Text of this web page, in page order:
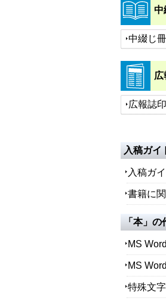
中
中綴じ
広
広報誌
入稿ガイ
入稿ガ
書籍に
「本」
MS
MS
特殊文